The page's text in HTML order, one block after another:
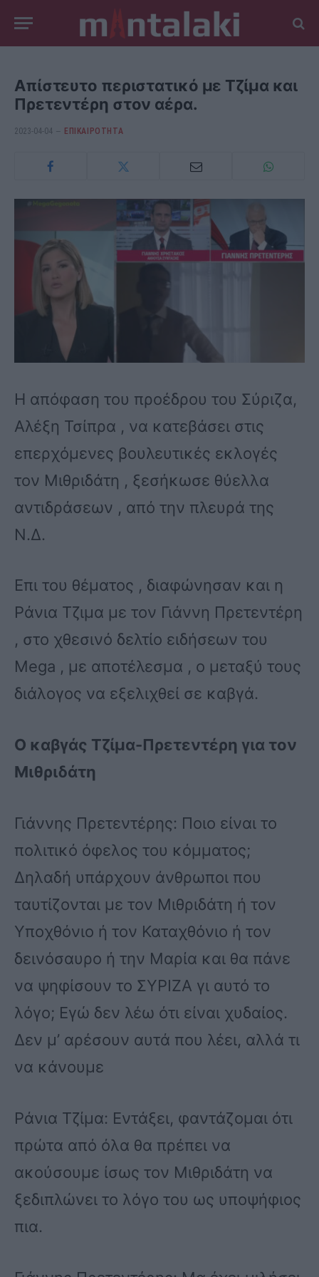
Απίστευτο περιστατικό με Τζίμα και
Πρετεντέρη στον αέρα.
2023-04-04 ΕΠΙΚΑΙΡΟΤΗΤΑ
Η απόφαση του προέδρου του Σύριζα,
Αλέξη Τσίπρα , να κατεβάσει στις
επερχόμενες βουλευτικές εκλογές
τον Μιθριδάτη , ξεσήκωσε θύελλα
αντιδράσεων , από την πλευρά της
Ν.Δ.
Επι του θέματος , διαφώνησαν και η
Ράνια Τζιμα με τον Γιάννη Πρετεντέρη
, στο χθεσινό δελτίο ειδήσεων του
Mega , με αποτέλεσμα , ο μεταξύ τους
διάλογος να εξελιχθεί σε καβγά.
Ο καβγάς Τζίμα-Πρετεντέρη για τον
Μιθριδάτη
Γιάννης Πρετεντέρης: Ποιο είναι το
πολιτικό όφελος του κόμματος;
Δηλαδή υπάρχουν άνθρωποι που
ταυτίζονται με τον Μιθριδάτη ή τον
Υποχθόνιο ή τον Καταχθόνιο ή τον
δεινόσαυρο ή την Μαρία και θα πάνε
να ψηφίσουν το ΣΥΡΙΖΑ γι αυτό το
λόγο; Εγώ δεν λέω ότι είναι χυδαίος.
Δεν μ’ αρέσουν αυτά που λέει, αλλά τι
να κάνουμε
Ράνια Τζίμα: Εντάξει, φαντάζομαι ότι
πρώτα από όλα θα πρέπει να
ακούσουμε ίσως τον Μιθριδάτη να
ξεδιπλώνει το λόγο του ως υποψήφιος
πια.